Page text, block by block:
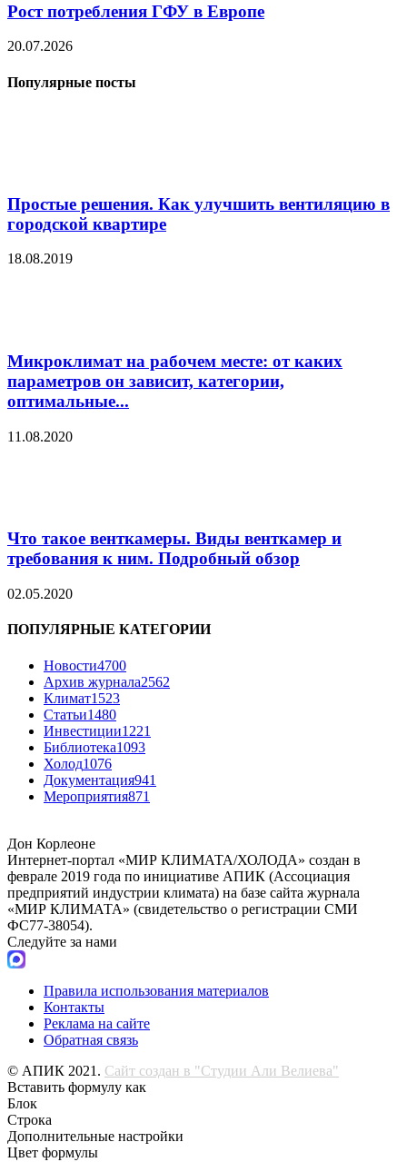
Рост потребления ГФУ в Европе
20.07.2026
Популярные посты
Простые решения. Как улучшить вентиляцию в
городской квартире
18.08.2019
Микроклимат на рабочем месте: от каких
параметров он зависит, категории,
оптимальные...
11.08.2020
Что такое венткамеры. Виды венткамер и
требования к ним. Подробный обзор
02.05.2020
ПОПУЛЯРНЫЕ КАТЕГОРИИ
Новости4700
Архив журнала2562
Климат1523
Статьи1480
Инвестиции1221
Библиотека1093
Холод1076
Документация941
Мероприятия871
Дон Корлеоне
Интернет-портал «МИР КЛИМАТА/ХОЛОДА» создан в
феврале 2019 года по инициативе АПИК (Ассоциация
предприятий индустрии климата) на базе сайта журнала
«МИР КЛИМАТА» (свидетельство о регистрации СМИ
ФС77-38054).
Следуйте за нами
Правила использования материалов
Контакты
Реклама на сайте
Обратная связь
© АПИК 2021. Сайт создан в "Студии Али Велиева"
Вставить формулу как
Блок
Строка
Дополнительные настройки
Цвет формулы